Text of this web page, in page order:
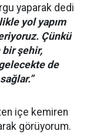
yaparak dedi
yol yapım
Çünkü
bir şehir,
de
içe kemiren
görüyorum.